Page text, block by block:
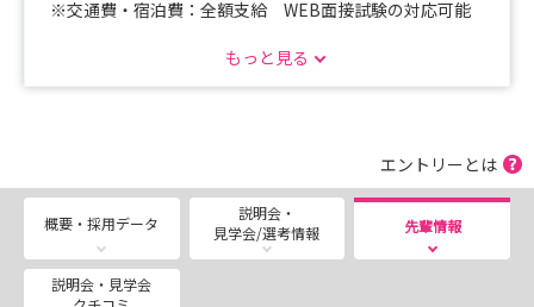
※交通費・宿泊費：全額支給 WEB面接試験の対応可能
＜インターンシップ＞平日14：00～16：30 土曜日9：
30～12：00
※採用試験の日程が合わない等、ご質問等ございましたら
もっと見る
エントリーとは
概要・採用データ
説明会・
見学会/選考情報
先輩情報
説明会・見学会